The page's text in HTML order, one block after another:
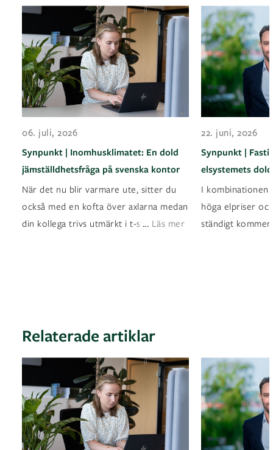
06. juli, 2026
Synpunkt | Inomhusklimatet: En dold
jämställdhetsfråga på svenska kontor
När det nu blir varmare ute, sitter du
också med en kofta över axlarna medan
din kollega trivs utmärkt i t-shirt? Det ä
... Läs mer
22. juni, 2026
Synpunkt |
elsystemets
I kombinationen
höga elpriser
ständigt
Relaterade artiklar